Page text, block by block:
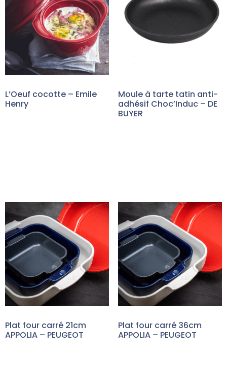
L’Oeuf cocotte – Emile
Henry
Moule à tarte tatin anti-
adhésif Choc’Induc – DE
BUYER
Plat four carré 21cm
APPOLIA – PEUGEOT
Plat four carré 36cm
APPOLIA – PEUGEOT